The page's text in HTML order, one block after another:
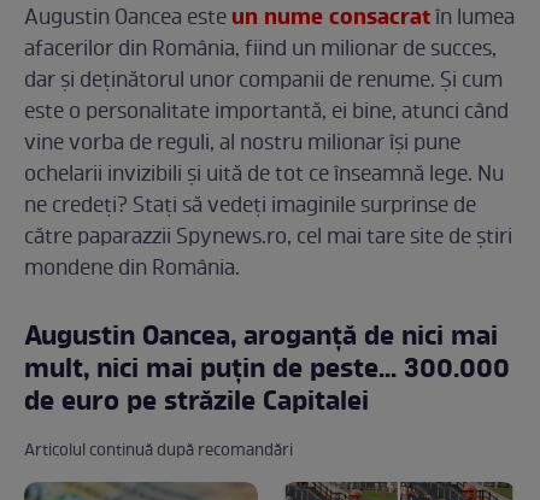
Augustin Oancea esteun nume consacratîn lumea
afacerilor din România, fiind un milionar de succes,
dar și deținătorul unor companii de renume. Și cum
este o personalitate importantă, ei bine, atunci când
vine vorba de reguli, al nostru milionar își pune
ochelarii invizibili și uită de tot ce înseamnă lege. Nu
ne credeți? Stați să vedeți imaginile surprinse de
către paparazzii Spynews.ro, cel mai tare site de știri
mondene din România.
Augustin Oancea, aroganță de nici mai
mult, nici mai puțin de peste... 300.000
de euro pe străzile Capitalei
Articolul continuă după recomandări